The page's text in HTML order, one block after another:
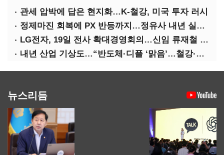
관세 압박에 답은 현지화…K-철강, 미국 투자 러시
정제마진 회복에 PX 반등까지…정유사 내년 실적 기대
LG전자, 19일 전사 확대경영회의…신임 류재철 사장 주관
내년 산업 기상도…“반도체·디플 ‘맑음’…철강·석화 ‘흐림’”
뉴스리듬